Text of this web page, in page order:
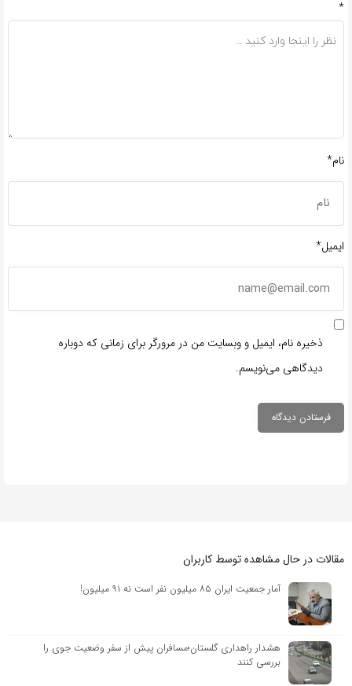
*
نام*
ایمیل*
ذخیره نام، ایمیل و وبسایت من در مرورگر برای زمانی که دوباره
دیدگاهی می‌نویسم.
مقالات در حال مشاهده توسط کاربران
آمار جمعیت ایران ۸۵ میلیون نفر است نه ۹۱ میلیون!
هشدار راهداری گلستان؛مسافران پیش از سفر وضعیت جوی را
بررسی کنند